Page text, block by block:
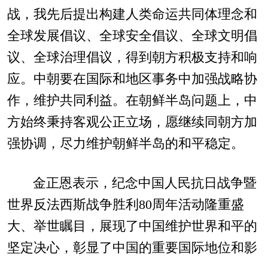
战，我先后提出构建人类命运共同体理念和
全球发展倡议、全球安全倡议、全球文明倡
议、全球治理倡议，得到朝方积极支持和响
应。中朝要在国际和地区事务中加强战略协
作，维护共同利益。在朝鲜半岛问题上，中
方始终秉持客观公正立场，愿继续同朝方加
强协调，尽力维护朝鲜半岛的和平稳定。
金正恩表示，纪念中国人民抗日战争暨
世界反法西斯战争胜利80周年活动隆重盛
大、举世瞩目，展现了中国维护世界和平的
坚定决心，彰显了中国的重要国际地位和影